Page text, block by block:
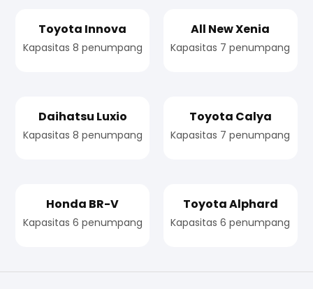
Toyota Innova
Kapasitas 8 penumpang
All New Xenia
Kapasitas 7 penumpang
Daihatsu Luxio
Kapasitas 8 penumpang
Toyota Calya
Kapasitas 7 penumpang
Honda BR-V
Kapasitas 6 penumpang
Toyota Alphard
Kapasitas 6 penumpang